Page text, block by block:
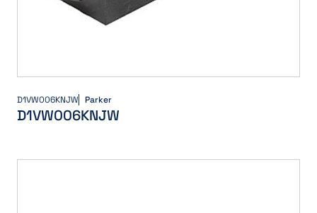
D1VW006KNJW Parker
D1VW006KNJW